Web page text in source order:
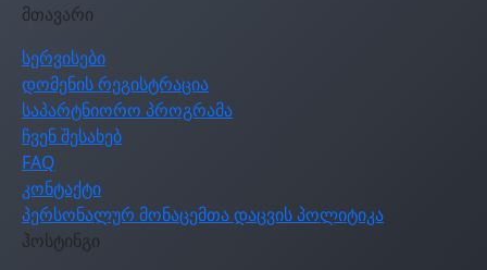
მთავარი
სერვისები
დომენის რეგისტრაცია
საპარტნიორო პროგრამა
ჩვენ შესახებ
FAQ
კონტაქტი
პერსონალურ მონაცემთა დაცვის პოლიტიკა
ჰოსტინგი